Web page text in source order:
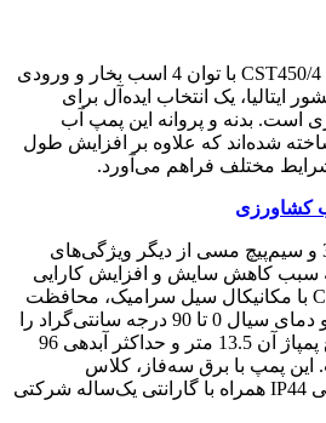
مدل CST450/4 با توان 4 اسب بخار و ورودی
کشور ایتالیا، یک انتخاب ایده‌آل برای
است. بدنه و پروانه این پمپ آب
شده‌اند که علاوه بر افزایش طول
شرایط مختلف فراهم می‌آورد.
کشاورزی
شافت استینلس استیل 304 و سیم‌پیچ مسی از دیگر ویژگی‌های
سبب کاهش سایش و افزایش کارایی
آن می‌شوند. پمپ CST450/4 با مکانیکال سیل سرامیک، محافظت
بالا در برابر فشارهای زیاد و دمای سیال 0 تا 90 درجه سانتی‌گراد را
ارائه می‌دهد. حداکثر ارتفاع پمپاژ آن 13.5 متر و حداکثر آبدهی 96
پمپ با برق سه‌فاز، کلاس
عایق‌بندی F و درجه حفاظتی IP44 همراه با گارانتی یک‌ساله شرکتی